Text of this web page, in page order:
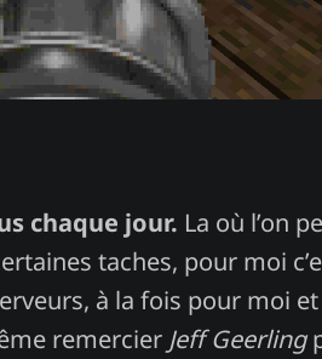
chaque jour. La où l’on
taches, pour moi
à la fois pour moi
remercier Jeff Geerling